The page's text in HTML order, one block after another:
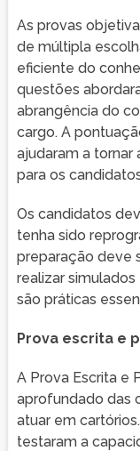
As provas
de múltipla
eficiente do
questões
abrangência do
cargo. A
ajudaram a tornar
para os
Os candidatos
tenha sido
preparação deve
realizar
são práticas
Prova escrita e
A Prova Escrita e
aprofundado das
atuar em
testaram a